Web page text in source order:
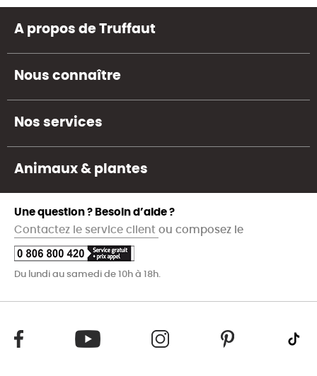
A propos de Truffaut
Nous connaître
Nos services
Animaux & plantes
Une question ? Besoin d’aide ?
Contactez le service client ou composez le
Du lundi au samedi de 10h à 18h.